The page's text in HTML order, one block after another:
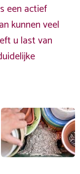
een actief
kunnen veel
u last van